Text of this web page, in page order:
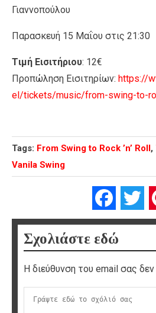
Γιαννοπούλου
Παρασκευή 15 Μαΐου στις 21:30
Tιμή Εισιτήριου: 12€
Προπώληση Εισιτηρίων: https://
el/tickets/music/from-swing-to-
Tags: From Swing to Rock ’n’ Roll,
Vanila Swing
Facebook
Σχολιάστε εδώ
Η διεύθυνση του email σας δεν